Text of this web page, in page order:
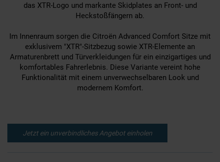
das XTR-Logo und markante Skidplates an Front- und
Heckstoßfängern ab.
Im Innenraum sorgen die Citroën Advanced Comfort Sitze mit
exklusivem "XTR"-Sitzbezug sowie XTR-Elemente an
Armaturenbrett und Türverkleidungen für ein einzigartiges und
komfortables Fahrerlebnis. Diese Variante vereint hohe
Funktionalität mit einem unverwechselbaren Look und
modernem Komfort.
Jetzt ein unverbindliches Angebot einholen